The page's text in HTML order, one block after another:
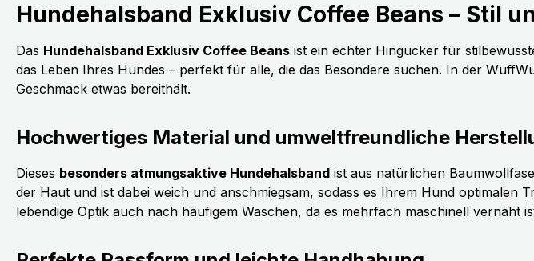
Hundehalsband Exklusiv Coffee Beans – Stil
Das Hundehalsband Exklusiv Coffee Beans ist ein echter Hingucker für
das Leben Ihres Hundes – perfekt für alle, die das Besondere suchen. In der
Geschmack etwas bereithält.
Hochwertiges Material und umweltfreundliche
Dieses besonders atmungsaktive Hundehalsband ist aus natürlichen
der Haut und ist dabei weich und anschmiegsam, sodass es Ihrem Hund
lebendige Optik auch nach häufigem Waschen, da es mehrfach maschinell vernäht